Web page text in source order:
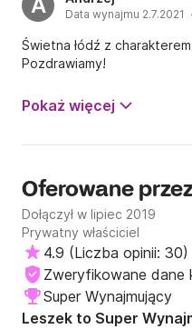
wynajmowana jest bez
A Data wynajmu 2.7.2021
Świetna łódź z
Pozdrawiamy!
Pokaż więcej
Oferowane
Dołączył w lipiec 2019
Prywatny właściciel
4.9 (Liczba opinii: 30)
Zweryfikowane dane
Super Wynajmujący
Leszek to Super